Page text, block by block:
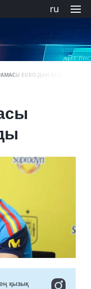
ru
EURO-ДАН КЕЙІН
қызық